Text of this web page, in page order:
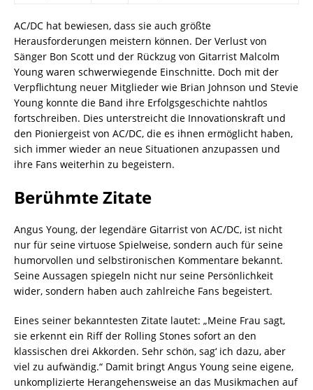
AC/DC hat bewiesen, dass sie auch größte
Herausforderungen meistern können. Der Verlust von
Sänger Bon Scott und der Rückzug von Gitarrist Malcolm
Young waren schwerwiegende Einschnitte. Doch mit der
Verpflichtung neuer Mitglieder wie Brian Johnson und Stevie
Young konnte die Band ihre Erfolgsgeschichte nahtlos
fortschreiben. Dies unterstreicht die Innovationskraft und
den Pioniergeist von AC/DC, die es ihnen ermöglicht haben,
sich immer wieder an neue Situationen anzupassen und
ihre Fans weiterhin zu begeistern.
Berühmte Zitate
Angus Young, der legendäre Gitarrist von AC/DC, ist nicht
nur für seine virtuose Spielweise, sondern auch für seine
humorvollen und selbstironischen Kommentare bekannt.
Seine Aussagen spiegeln nicht nur seine Persönlichkeit
wider, sondern haben auch zahlreiche Fans begeistert.
Eines seiner bekanntesten Zitate lautet: „Meine Frau sagt,
sie erkennt ein Riff der Rolling Stones sofort an den
klassischen drei Akkorden. Sehr schön, sag‘ ich dazu, aber
viel zu aufwändig.“ Damit bringt Angus Young seine eigene,
unkomplizierte Herangehensweise an das Musikmachen auf